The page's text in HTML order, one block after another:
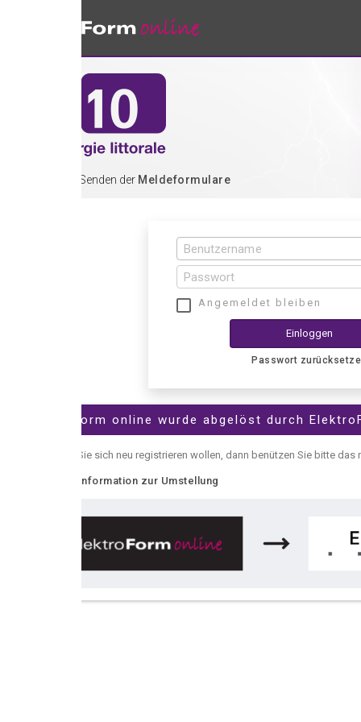
Meldeformulare
Angemeldet bleiben
Passwort zurücksetzen
online wurde abgelöst durch ElektroForm
sich neu registrieren wollen, dann benützen Sie bitte das neue
zur Umstellung